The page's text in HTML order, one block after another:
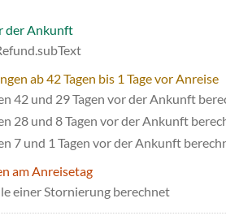
der Ankunft
ab 42 Tagen bis 1 Tage vor Anreise
42 und 29 Tagen vor der Ankunft
28 und 8 Tagen vor der Ankunft
7 und 1 Tagen vor der Ankunft
am Anreisetag
einer Stornierung berechnet